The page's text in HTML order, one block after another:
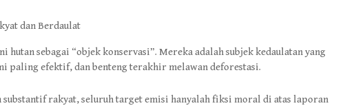
dan Berdaulat
hutan sebagai “objek konservasi”. Mereka adalah subjek kedaulatan yang
paling efektif, dan benteng terakhir melawan deforestasi.
rakyat, seluruh target emisi hanyalah fiksi moral di atas laporan